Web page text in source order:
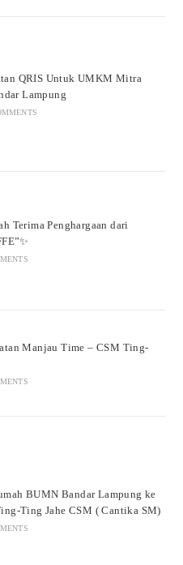
QRIS Untuk UMKM Mitra
Lampung
Terima Penghargaan dari
Manjau Time – CSM Ting-
BUMN Bandar Lampung ke
Ting Jahe CSM ( Cantika SM)